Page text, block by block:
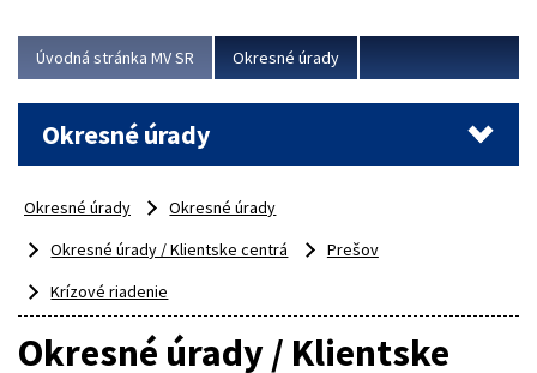
Viac
Úvodná stránka MV SR Okresné úrady
Okresné úrady
Okresné úrady
Okresné úrady
Okresné úrady / Klientske centrá
Prešov
Krízové riadenie
Okresné úrady / Klientske